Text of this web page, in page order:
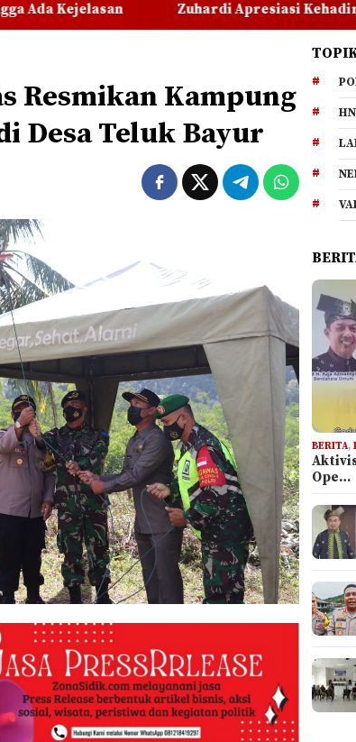
Zuhardi Apresiasi Kehadiran Pekerja PT CSA di
Resmikan Kampung
Desa Teluk Bayur
BERITA,
Ope…